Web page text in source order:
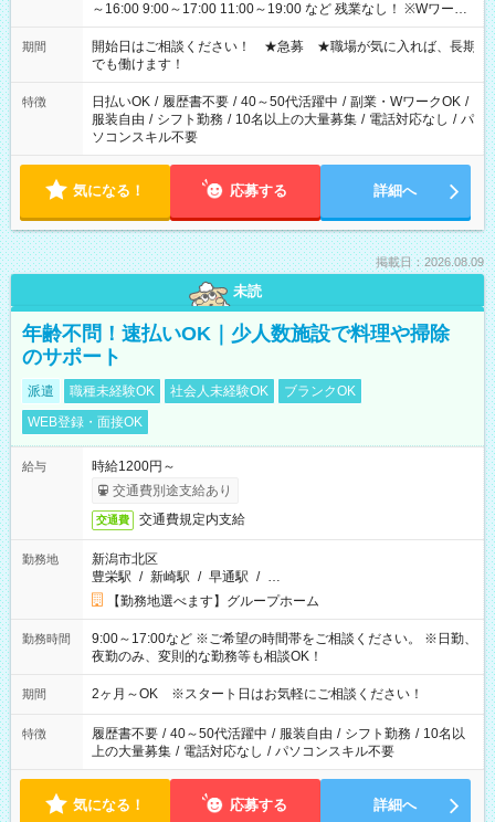
～16:00 9:00～17:00 11:00～19:00 など 残業なし！ ※Wワーク
の場合、他のお仕事と合わせ週40時間超の就業はご案内できま
せん ※法令に基づき、週20時間以上勤務は社会保険への加入対
象となります ※労働者派遣法（日雇い派遣の原則禁止）によ
り、短時間・短期間の就業はご案内が難しい場合があります
期間
開始日はご相談ください！ ★急募 ★職場が気に入れば、長期
でも働けます！
特徴 日払いOK / 履歴書不要 / 40～50代活躍中 / 副業・WワークOK /
服装自由 / シフト勤務 / 10名以上の大量募集 / 電話対応なし / パ
ソコンスキル不要
気になる！ 応募する 詳細へ
掲載日：2026.08.09
未読
年齢不問！速払いOK｜少人数施設で料理や掃除
のサポート
派遣 職種未経験OK 社会人未経験OK
ブランクOK
WEB登録・面接OK
給与
時給1200円～
交通費別途支給あり
交通費 交通費規定内支給
勤務地
新潟市北区
豊栄駅 / 新崎駅 / 早通駅 / …
【勤務地選べます】グループホーム
勤務時間
9:00～17:00など ※ご希望の時間帯をご相談ください。 ※日勤、
夜勤のみ、変則的な勤務等も相談OK！
期間 2ヶ月～OK ※スタート日はお気軽にご相談ください！
特徴 履歴書不要 / 40～50代活躍中 / 服装自由 / シフト勤務 / 10名以
上の大量募集 / 電話対応なし / パソコンスキル不要
気になる！ 応募する 詳細へ